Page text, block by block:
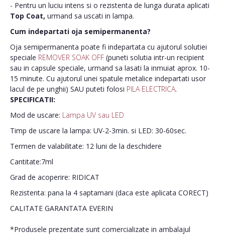
- Pentru un luciu intens si o rezistenta de lunga durata aplicati
Top Coat, urmand sa uscati in lampa.
Cum indepartati oja semipermanenta?
Oja semipermanenta poate fi indepartata cu ajutorul solutiei
speciale REMOVER SOAK OFF (puneti solutia intr-un recipient
sau in capsule speciale, urmand sa lasati la inmuiat aprox. 10-
15 minute. Cu ajutorul unei spatule metalice indepartati usor
lacul de pe unghii) SAU puteti folosi PILA ELECTRICA.
SPECIFICATII:
Mod de uscare: Lampa UV sau LED
Timp de uscare la lampa: UV-2-3min. si LED: 30-60sec.
Termen de valabilitate: 12 luni de la deschidere
Cantitate:7ml
Grad de acoperire: RIDICAT
Rezistenta: pana la 4 saptamani (daca este aplicata CORECT)
CALITATE GARANTATA EVERIN
*Produsele prezentate sunt comercializate in ambalajul